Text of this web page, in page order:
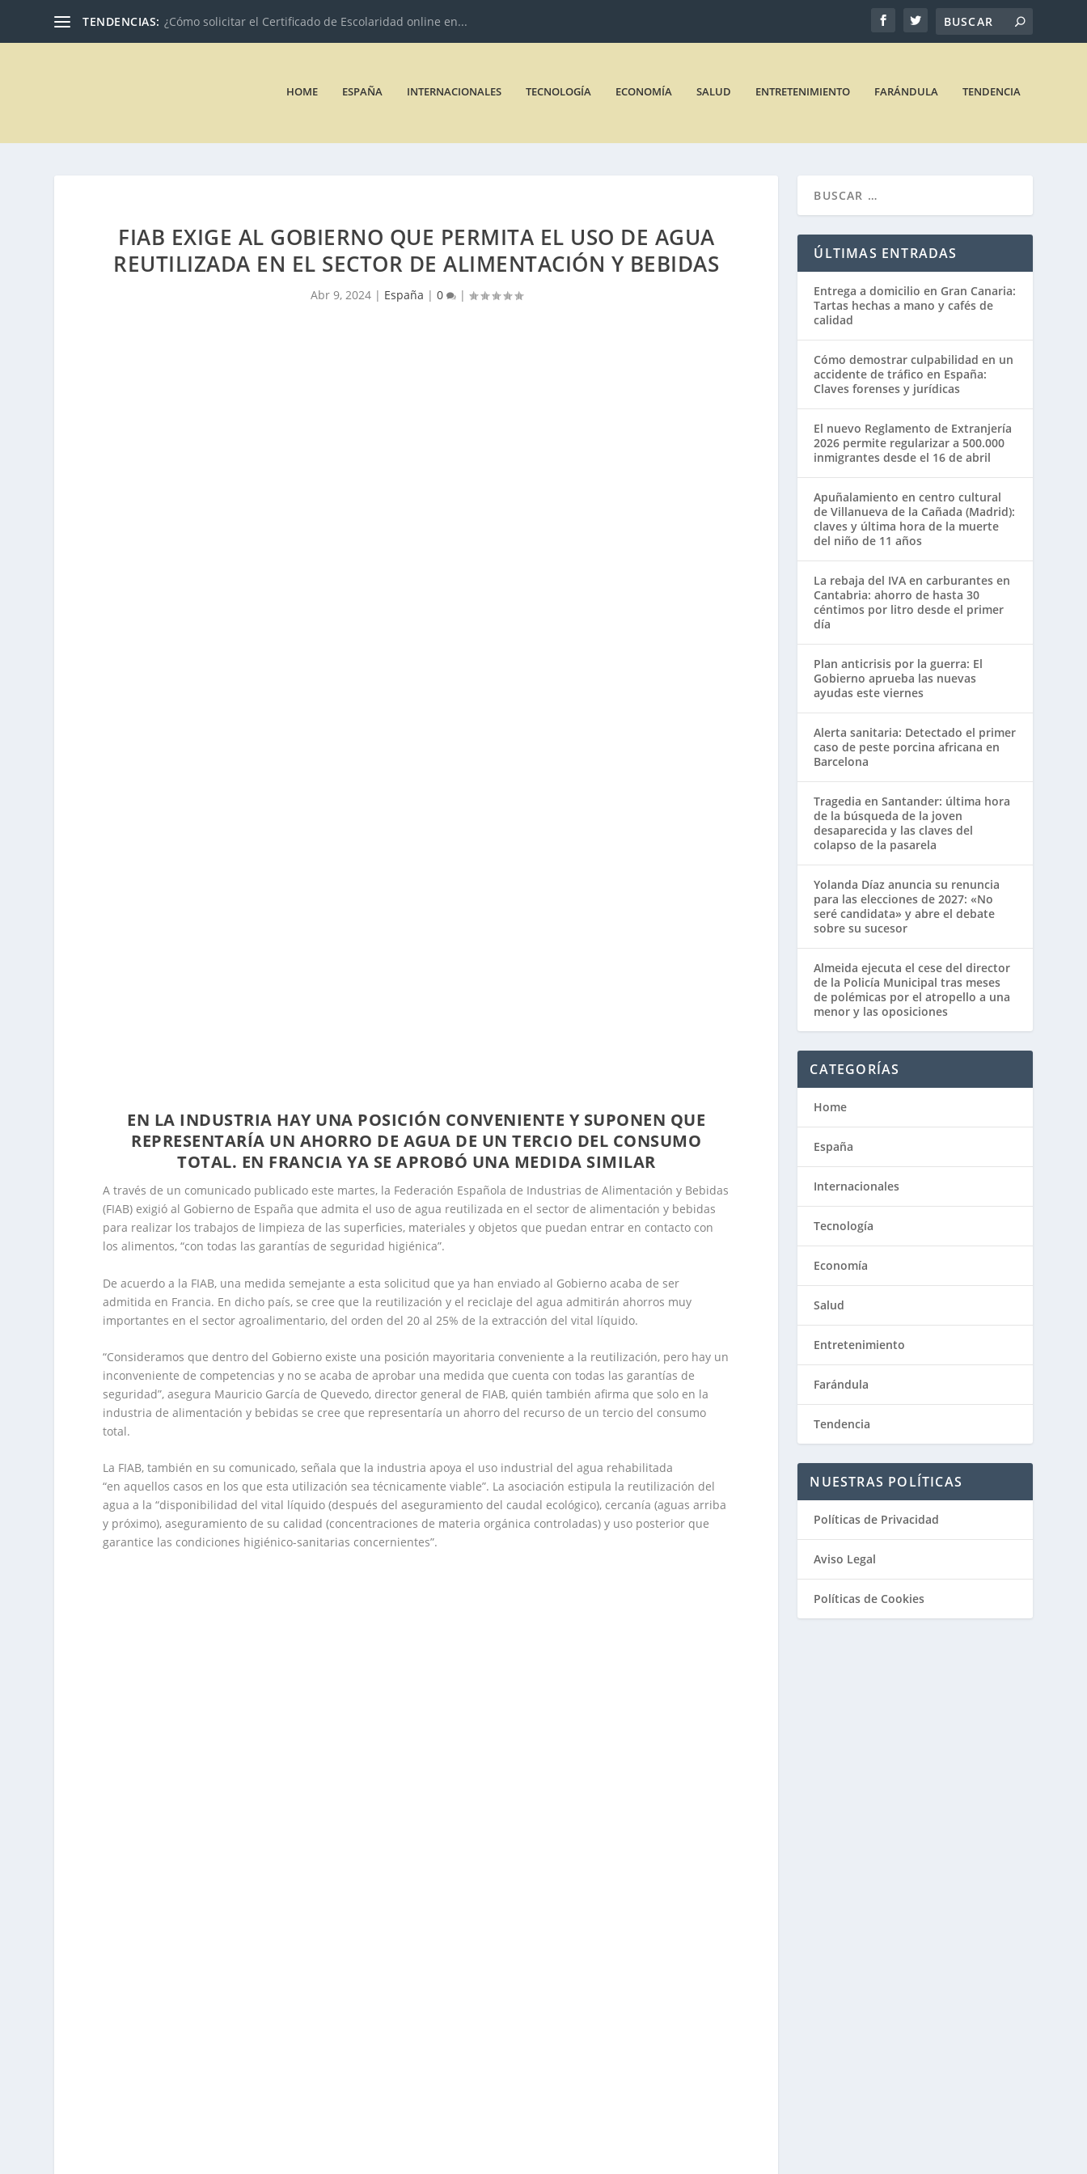
TENDENCIAS: ¿Cómo solicitar el Certificado de Escolaridad online en...
HOME ESPAÑA INTERNACIONALES TECNOLOGÍA ECONOMÍA SALUD ENTRETENIMIENTO FARÁNDULA TENDENCIA
FIAB EXIGE AL GOBIERNO QUE PERMITA EL USO DE AGUA
REUTILIZADA EN EL SECTOR DE ALIMENTACIÓN Y BEBIDAS
Abr 9, 2024| España | 0 |
EN LA INDUSTRIA HAY UNA POSICIÓN CONVENIENTE Y SUPONEN QUE
REPRESENTARÍA UN AHORRO DE AGUA DE UN TERCIO DEL CONSUMO
TOTAL. EN FRANCIA YA SE APROBÓ UNA MEDIDA SIMILAR
A través de un comunicado publicado este martes, la Federación Española de Industrias de Alimentación y Bebidas
(FIAB) exigió al Gobierno de España que admita el uso de agua reutilizada en el sector de alimentación y bebidas
para realizar los trabajos de limpieza de las superficies, materiales y objetos que puedan entrar en contacto con
los alimentos, “con todas las garantías de seguridad higiénica”.
De acuerdo a la FIAB, una medida semejante a esta solicitud que ya han enviado al Gobierno acaba de ser
admitida en Francia. En dicho país, se cree que la reutilización y el reciclaje del agua admitirán ahorros muy
importantes en el sector agroalimentario, del orden del 20 al 25% de la extracción del vital líquido.
“Consideramos que dentro del Gobierno existe una posición mayoritaria conveniente a la reutilización, pero hay un
inconveniente de competencias y no se acaba de aprobar una medida que cuenta con todas las garantías de
seguridad”, asegura Mauricio García de Quevedo, director general de FIAB, quién también afirma que solo en la
industria de alimentación y bebidas se cree que representaría un ahorro del recurso de un tercio del consumo
total.
La FIAB, también en su comunicado, señala que la industria apoya el uso industrial del agua rehabilitada
“en aquellos casos en los que esta utilización sea técnicamente viable”. La asociación estipula la reutilización del
agua a la “disponibilidad del vital líquido (después del aseguramiento del caudal ecológico), cercanía (aguas arriba
y próximo), aseguramiento de su calidad (concentraciones de materia orgánica controladas) y uso posterior que
garantice las condiciones higiénico-sanitarias concernientes”.
ÚLTIMAS ENTRADAS
Entrega a domicilio en Gran Canaria:
Tartas hechas a mano y cafés de
calidad
Cómo demostrar culpabilidad en un
accidente de tráfico en España:
Claves forenses y jurídicas
El nuevo Reglamento de Extranjería
2026 permite regularizar a 500.000
inmigrantes desde el 16 de abril
Apuñalamiento en centro cultural
de Villanueva de la Cañada (Madrid):
claves y última hora de la muerte
del niño de 11 años
La rebaja del IVA en carburantes en
Cantabria: ahorro de hasta 30
céntimos por litro desde el primer
día
Plan anticrisis por la guerra: El
Gobierno aprueba las nuevas
ayudas este viernes
Alerta sanitaria: Detectado el primer
caso de peste porcina africana en
Barcelona
Tragedia en Santander: última hora
de la búsqueda de la joven
desaparecida y las claves del
colapso de la pasarela
Yolanda Díaz anuncia su renuncia
para las elecciones de 2027: «No
seré candidata» y abre el debate
sobre su sucesor
Almeida ejecuta el cese del director
de la Policía Municipal tras meses
de polémicas por el atropello a una
menor y las oposiciones
CATEGORÍAS
Home
España
Internacionales
Tecnología
Economía
Salud
Entretenimiento
Farándula
Tendencia
NUESTRAS POLÍTICAS
Políticas de Privacidad
Aviso Legal
Políticas de Cookies